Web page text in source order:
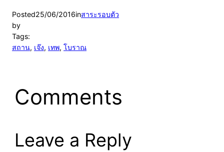
Posted25/06/2016inสาระรอบตัว
by
Tags:
สถาน, เจ๊ง, เทพ, โบราณ
Comments
Leave a Reply